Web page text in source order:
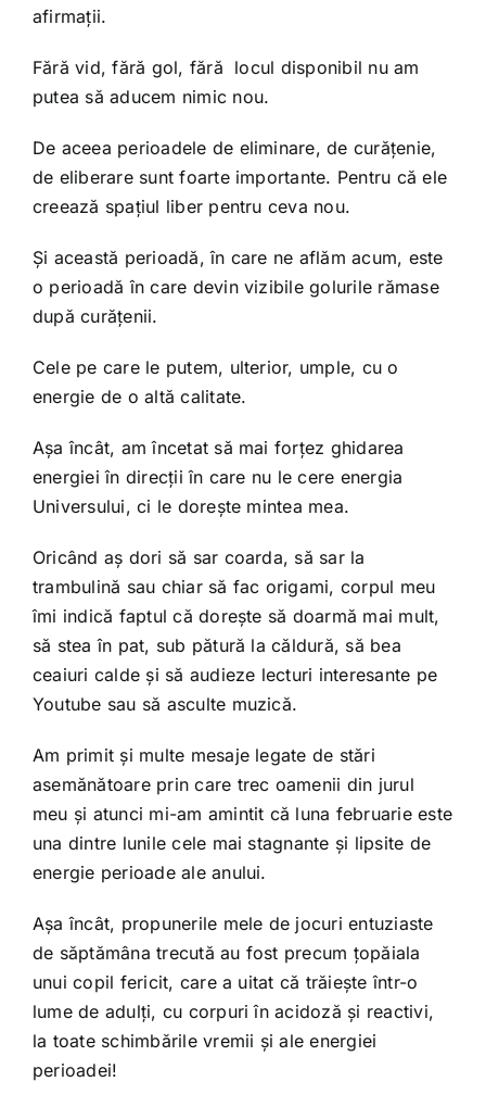
afirmații.
Fără vid, fără gol, fără locul disponibil nu am
putea să aducem nimic nou.
De aceea perioadele de eliminare, de curățenie,
de eliberare sunt foarte importante. Pentru că ele
creează spațiul liber pentru ceva nou.
Și această perioadă, în care ne aflăm acum, este
o perioadă în care devin vizibile golurile rămase
după curățenii.
Cele pe care le putem, ulterior, umple, cu o
energie de o altă calitate.
Așa încât, am încetat să mai forțez ghidarea
energiei în direcții în care nu le cere energia
Universului, ci le dorește mintea mea.
Oricând aș dori să sar coarda, să sar la
trambulină sau chiar să fac origami, corpul meu
îmi indică faptul că dorește să doarmă mai mult,
să stea în pat, sub pătură la căldură, să bea
ceaiuri calde și să audieze lecturi interesante pe
Youtube sau să asculte muzică.
Am primit și multe mesaje legate de stări
asemănătoare prin care trec oamenii din jurul
meu și atunci mi-am amintit că luna februarie este
una dintre lunile cele mai stagnante și lipsite de
energie perioade ale anului.
Așa încât, propunerile mele de jocuri entuziaste
de săptămâna trecută au fost precum țopăiala
unui copil fericit, care a uitat că trăiește într-o
lume de adulți, cu corpuri în acidoză și reactivi,
la toate schimbările vremii și ale energiei
perioadei!